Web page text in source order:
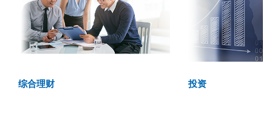
综合理财 投资